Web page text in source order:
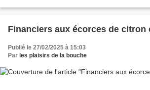
Financiers aux écorces de citron
Publié le 27/02/2025 à 15:03
Par les plaisirs de la bouche